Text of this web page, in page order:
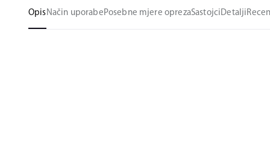
OpisNačin uporabePosebne mjere oprezaSastojciDetalji